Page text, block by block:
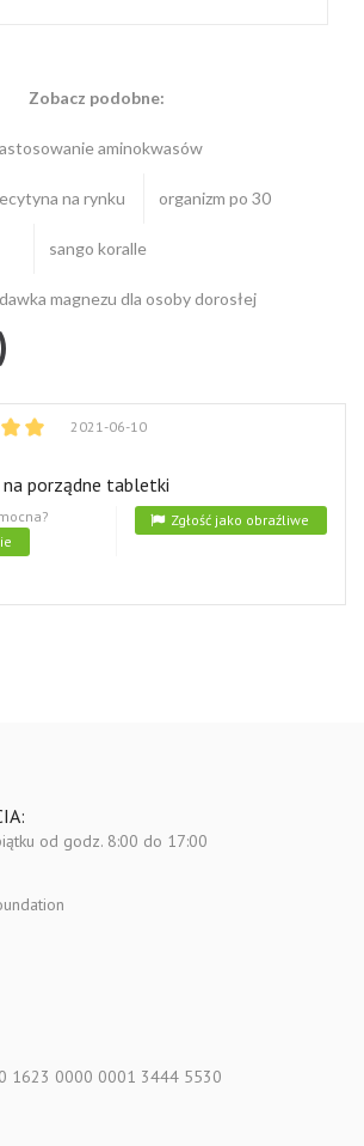
Zobacz podobne:
aminokwasów
na rynku organizm po 30
sango koralle
magnezu dla osoby dorosłej
2021-06-10
porządne tabletki
Zgłość jako obraźliwe
od godz. 8:00 do 17:00
1623 0000 0001 3444 5530